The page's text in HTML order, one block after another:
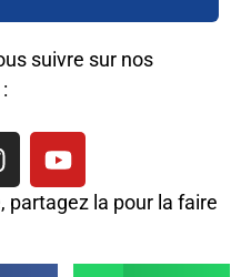
suivre sur nos
partagez la pour la faire